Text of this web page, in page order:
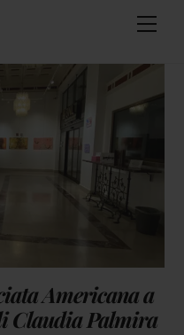
Americana a
Claudia Palmira